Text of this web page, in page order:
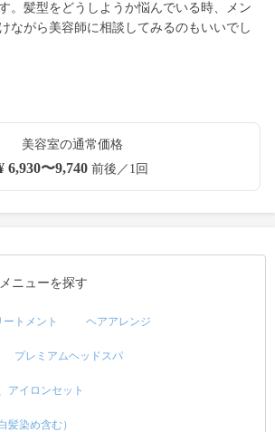
。髪型をどうしようか悩んでいる時、メン
ながら美容師に相談してみるのもいいでし
美容室の通常価格
6,930〜9,740前後／1回
ニューを探す
ートメント ヘアアレンジ
プレミアムヘッドスパ
アイロンセット
髪染め含む）